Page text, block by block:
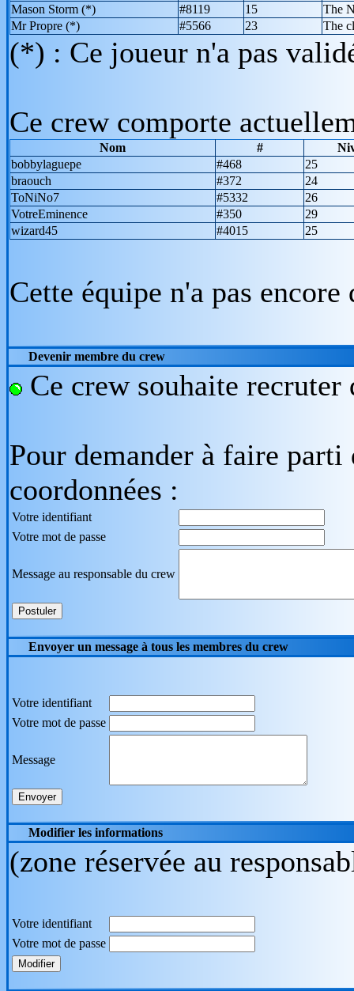
Mason Storm (*) #8119 15
The
Mr Propre (*) #5566 23 The
(*) : Ce joueur n'a pas
Ce crew comporte
Nom #
bobbylaguepe
#468
25
braouch
#372
24
ToNiNo7
#5332
26
VotreEminence
#350
29
wizard45
#4015 25
Cette équipe n'a pas
Devenir membre du crew
Ce crew souhaite recruter
Pour demander à faire parti
coordonnées :
Votre identifiant
Votre mot de passe
Message au responsable du crew
Envoyer un message à tous les membres du crew
Votre identifiant
Votre mot de passe
Message
Modifier les informations
(zone réservée au
Votre identifiant
Votre mot de passe